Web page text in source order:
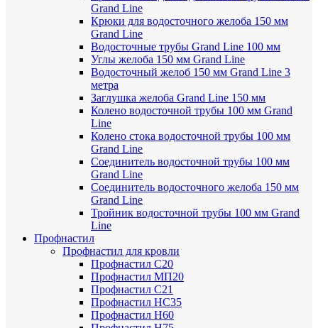
Grand Line
Крюки для водосточного желоба 150 мм
Grand Line
Водосточные трубы Grand Line 100 мм
Углы желоба 150 мм Grand Line
Водосточный желоб 150 мм Grand Line 3
метра
Заглушка желоба Grand Line 150 мм
Колено водосточной трубы 100 мм Grand
Line
Колено стока водосточной трубы 100 мм
Grand Line
Соединитель водосточной трубы 100 мм
Grand Line
Соединитель водосточного желоба 150 мм
Grand Line
Тройник водосточной трубы 100 мм Grand
Line
Профнастил
Профнастил для кровли
Профнастил С20
Профнастил МП20
Профнастил С21
Профнастил НС35
Профнастил Н60